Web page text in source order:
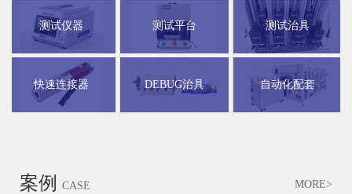
测试仪器 测试平台 测试治具
快速连接器 DEBUG治具 自动化配套
案例 CASE MORE>